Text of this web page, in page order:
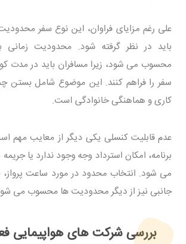
علی رغم مزایای فراوان، این نوع سفر
باید در نظر گرفته شود. محدودیت
محسوب می شود، زیرا مسافران باید در مدت
سفر را فراهم کنند. این موضوع شامل بستن
کاری و هماهنگی خانوادگی است.
عدم قابلیت کنسلی یکی دیگر از معایب مهم
برنامه، امکان استرداد وجه وجود ندارد یا
می شود. انتخاب محدود در مورد ساعت
جانبی نیز از دیگر محدودیت ها محسوب می
بررسی شرکت های هواپیمایی